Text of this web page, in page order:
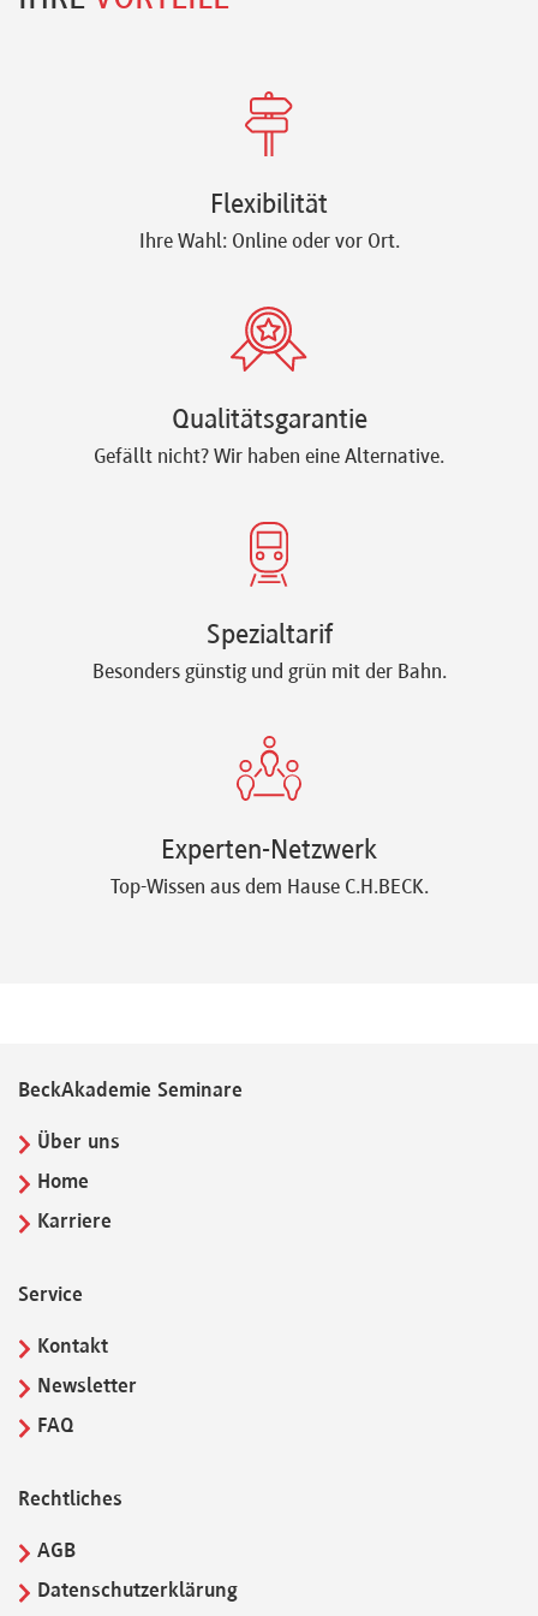
Flexibilität
Ihre Wahl: Online oder vor Ort.
Qualitätsgarantie
Gefällt nicht? Wir haben eine Alternative.
Spezialtarif
Besonders günstig und grün mit der Bahn.
Experten-Netzwerk
Top-Wissen aus dem Hause C.H.BECK.
BeckAkademie Seminare
Über uns
Home
Karriere
Service
Kontakt
Newsletter
FAQ
Rechtliches
AGB
Datenschutzerklärung